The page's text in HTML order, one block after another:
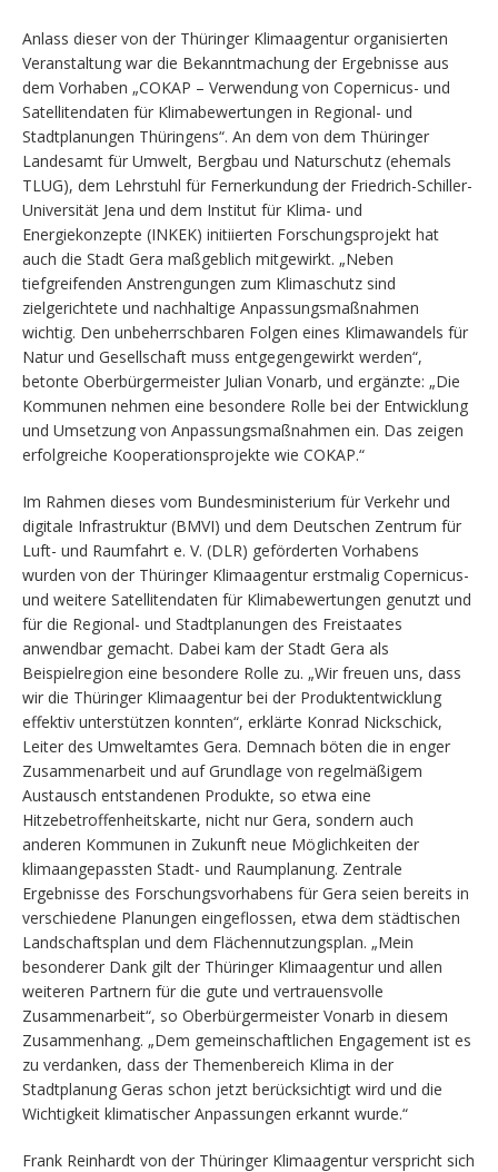
Anlass dieser von der Thüringer Klimaagentur organisierten
Veranstaltung war die Bekanntmachung der Ergebnisse aus
dem Vorhaben „COKAP – Verwendung von Copernicus- und
Satellitendaten für Klimabewertungen in Regional- und
Stadtplanungen Thüringens“. An dem von dem Thüringer
Landesamt für Umwelt, Bergbau und Naturschutz (ehemals
TLUG), dem Lehrstuhl für Fernerkundung der Friedrich-Schiller-
Universität Jena und dem Institut für Klima- und
Energiekonzepte (INKEK) initiierten Forschungsprojekt hat
auch die Stadt Gera maßgeblich mitgewirkt. „Neben
tiefgreifenden Anstrengungen zum Klimaschutz sind
zielgerichtete und nachhaltige Anpassungsmaßnahmen
wichtig. Den unbeherrschbaren Folgen eines Klimawandels für
Natur und Gesellschaft muss entgegengewirkt werden“,
betonte Oberbürgermeister Julian Vonarb, und ergänzte: „Die
Kommunen nehmen eine besondere Rolle bei der Entwicklung
und Umsetzung von Anpassungsmaßnahmen ein. Das zeigen
erfolgreiche Kooperationsprojekte wie COKAP.“
Im Rahmen dieses vom Bundesministerium für Verkehr und
digitale Infrastruktur (BMVI) und dem Deutschen Zentrum für
Luft- und Raumfahrt e. V. (DLR) geförderten Vorhabens
wurden von der Thüringer Klimaagentur erstmalig Copernicus-
und weitere Satellitendaten für Klimabewertungen genutzt und
für die Regional- und Stadtplanungen des Freistaates
anwendbar gemacht. Dabei kam der Stadt Gera als
Beispielregion eine besondere Rolle zu. „Wir freuen uns, dass
wir die Thüringer Klimaagentur bei der Produktentwicklung
effektiv unterstützen konnten“, erklärte Konrad Nickschick,
Leiter des Umweltamtes Gera. Demnach böten die in enger
Zusammenarbeit und auf Grundlage von regelmäßigem
Austausch entstandenen Produkte, so etwa eine
Hitzebetroffenheitskarte, nicht nur Gera, sondern auch
anderen Kommunen in Zukunft neue Möglichkeiten der
klimaangepassten Stadt- und Raumplanung. Zentrale
Ergebnisse des Forschungsvorhabens für Gera seien bereits in
verschiedene Planungen eingeflossen, etwa dem städtischen
Landschaftsplan und dem Flächennutzungsplan. „Mein
besonderer Dank gilt der Thüringer Klimaagentur und allen
weiteren Partnern für die gute und vertrauensvolle
Zusammenarbeit“, so Oberbürgermeister Vonarb in diesem
Zusammenhang. „Dem gemeinschaftlichen Engagement ist es
zu verdanken, dass der Themenbereich Klima in der
Stadtplanung Geras schon jetzt berücksichtigt wird und die
Wichtigkeit klimatischer Anpassungen erkannt wurde.“
Frank Reinhardt von der Thüringer Klimaagentur verspricht sich